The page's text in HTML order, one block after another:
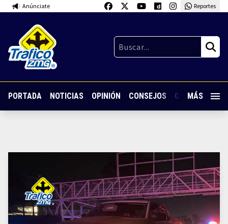
Anúnciate Reportes
PORTADA NOTICIAS OPINIÓN CONSEJOS GUARDIA
MÁS